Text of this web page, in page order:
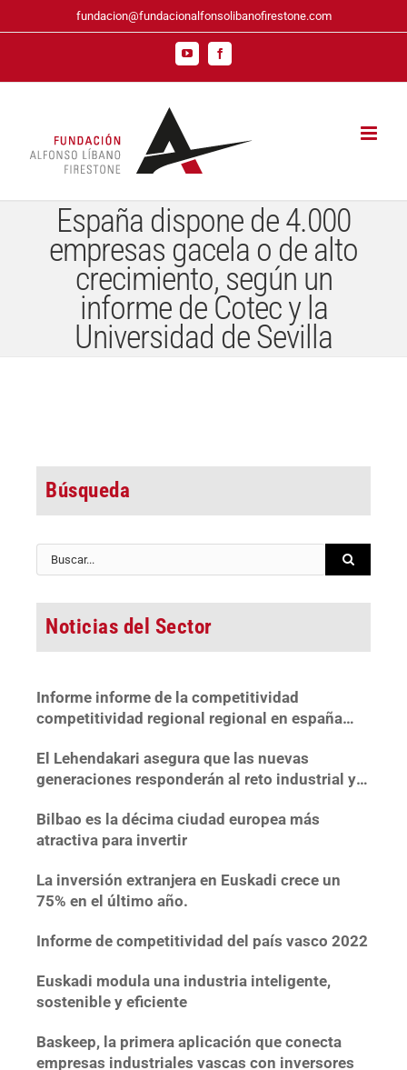
al
fundacion@fundacionalfonsolibanofirestone.com
YouTubeFacebook
España dispone de 4.000
empresas gacela o de alto
crecimiento, según un
informe de Cotec y la
Universidad de Sevilla
Búsqueda
Buscar:
Noticias del Sector
Informe informe de la competitividad
competitividad regional regional en españa
El Lehendakari asegura que las nuevas
generaciones responderán al reto industrial y
Bilbao es la décima ciudad europea más
atractiva para invertir
La inversión extranjera en Euskadi crece un
75% en el último año.
Informe de competitividad del país vasco 2022
Euskadi modula una industria inteligente,
sostenible y eficiente
Baskeep, la primera aplicación que conecta
empresas industriales vascas con inversores